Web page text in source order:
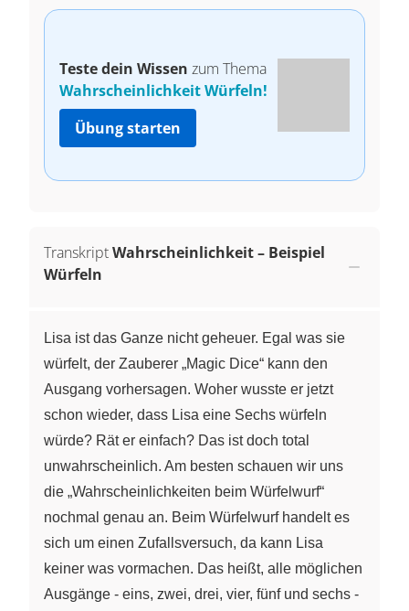
Teste dein Wissen zum Thema
Wahrscheinlichkeit Würfeln!
Übung starten
TranskriptWahrscheinlichkeit – Beispiel
Würfeln
Lisa ist das Ganze nicht geheuer. Egal was sie
würfelt, der Zauberer „Magic Dice“ kann den
Ausgang vorhersagen. Woher wusste er jetzt
schon wieder, dass Lisa eine Sechs würfeln
würde? Rät er einfach? Das ist doch total
unwahrscheinlich. Am besten schauen wir uns
die „Wahrscheinlichkeiten beim Würfelwurf“
nochmal genau an. Beim Würfelwurf handelt es
sich um einen Zufallsversuch, da kann Lisa
keiner was vormachen. Das heißt, alle möglichen
Ausgänge - eins, zwei, drei, vier, fünf und sechs -